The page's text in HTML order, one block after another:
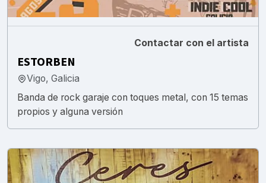
Contactar con el artista
ESTORBEN
Vigo, Galicia
Banda de rock garaje con toques metal, con 15 temas
propios y alguna versión